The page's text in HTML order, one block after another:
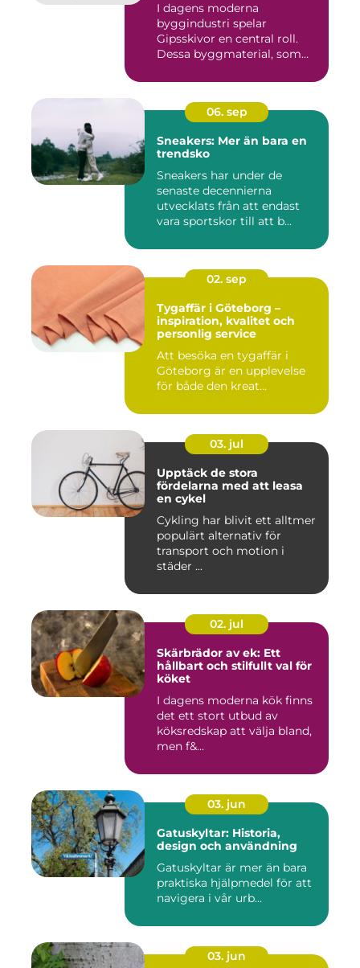
I dagens moderna
byggindustri spelar
Gipsskivor en central roll.
Dessa byggmaterial, som
06. sep
Sneakers: Mer än bara en
trendsko
Sneakers har under de
senaste decennierna
utvecklats från att endast
vara sportskor till att b...
02. sep
Tygaffär i Göteborg –
inspiration, kvalitet och
personlig service
Att besöka en tygaffär i
Göteborg är en upplevelse
för både den kreat...
03. jul
Upptäck de stora
fördelarna med att leasa
en cykel
Cykling har blivit ett alltmer
populärt alternativ för
transport och motion i
städer ...
02. jul
Skärbrädor av ek: Ett
hållbart och stilfullt val för
köket
I dagens moderna kök finns
det ett stort utbud av
köksredskap att välja bland,
men f&...
03. jun
Gatuskyltar: Historia,
design och användning
Gatuskyltar är mer än bara
praktiska hjälpmedel för att
navigera i vår urb...
03. jun